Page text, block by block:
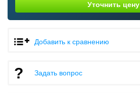
Уточнить цену
Добавить к сравнению
Задать вопрос